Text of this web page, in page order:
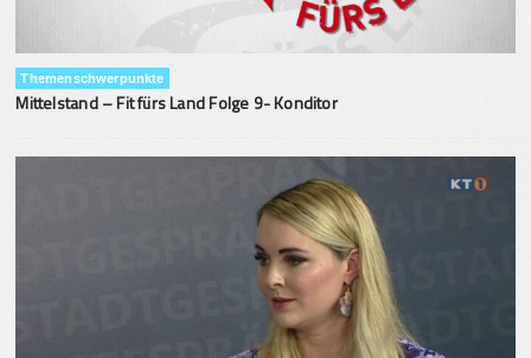
Themenschwerpunkte
Mittelstand – Fit fürs Land Folge 9- Konditor